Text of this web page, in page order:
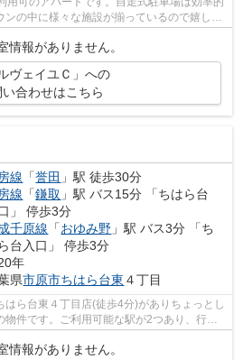
ンの中に様々な施設が揃っているので嬉しい
情報がありません。
ヴェイユＣ」への
い合わせはこちら
線 「誉田 」駅 徒歩30分
線 「鎌取 」駅 バス15分 「ちはら台
」 停歩3分
千原線 「おゆみ野 」駅 バス3分 「ち
台入口」 停歩3分
年
県市原市ちはら台東 ４丁目
ら台東４丁目店(徒歩4分)がありちょっとし
件です。ご利用可能な駅が2つあり、行き
できま...
情報がありません。